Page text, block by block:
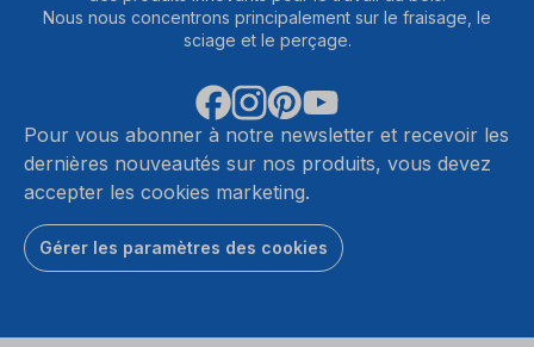
Nous nous concentrons principalement sur le fraisage, le
sciage et le perçage.
Pour vous abonner à notre newsletter et recevoir les
dernières nouveautés sur nos produits, vous devez
accepter les cookies marketing.
Gérer les paramètres des cookies